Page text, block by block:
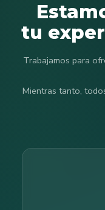
tu
Trabajamos para
Mientras tanto,